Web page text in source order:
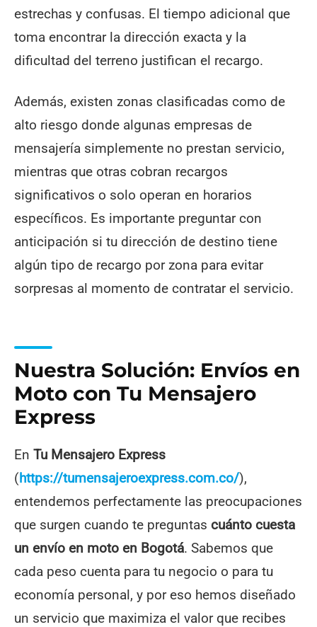
estrechas y confusas. El tiempo adicional que
toma encontrar la dirección exacta y la
dificultad del terreno justifican el recargo.
Además, existen zonas clasificadas como de
alto riesgo donde algunas empresas de
mensajería simplemente no prestan servicio,
mientras que otras cobran recargos
significativos o solo operan en horarios
específicos. Es importante preguntar con
anticipación si tu dirección de destino tiene
algún tipo de recargo por zona para evitar
sorpresas al momento de contratar el servicio.
Nuestra Solución: Envíos en
Moto con Tu Mensajero
Express
En Tu Mensajero Express
(https://tumensajeroexpress.com.co/),
entendemos perfectamente las preocupaciones
que surgen cuando te preguntas cuánto cuesta
un envío en moto en Bogotá. Sabemos que
cada peso cuenta para tu negocio o para tu
economía personal, y por eso hemos diseñado
un servicio que maximiza el valor que recibes